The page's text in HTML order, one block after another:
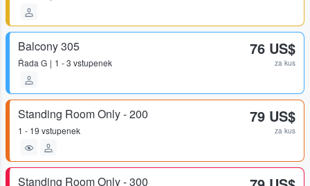
Balcony 305
Řada G 1 - 3 vstupenek
76 US$
za kus
Standing Room Only - 200
1 - 19 vstupenek
79 US$
za kus
Standing Room Only - 300